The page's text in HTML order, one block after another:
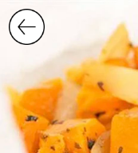
Saltar
al
contenido